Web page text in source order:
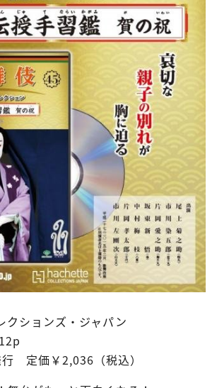
クションズ・ジャパン
定価￥2,036（税込）